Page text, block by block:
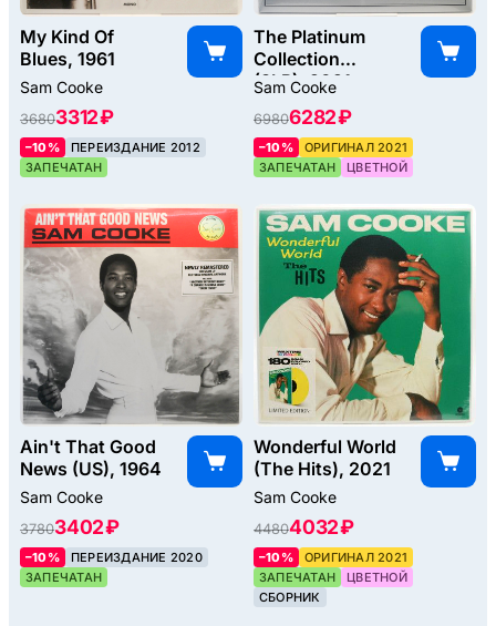
My Kind Of
Blues, 1961
Sam Cooke
36803312 ₽
–10%
ПЕРЕИЗДАНИЕ 2012
ЗАПЕЧАТАН
The Platinum
Collection
(3LP), 2021
Sam Cooke
69806282 ₽
–10%
ОРИГИНАЛ 2021
ЗАПЕЧАТАН
ЦВЕТНОЙ
Ain't That Good
News (US), 1964
Sam Cooke
37803402 ₽
–10%
ПЕРЕИЗДАНИЕ 2020
ЗАПЕЧАТАН
Wonderful World
(The Hits), 2021
Sam Cooke
44804032 ₽
–10%
ОРИГИНАЛ 2021
ЗАПЕЧАТАН
ЦВЕТНОЙ
СБОРНИК